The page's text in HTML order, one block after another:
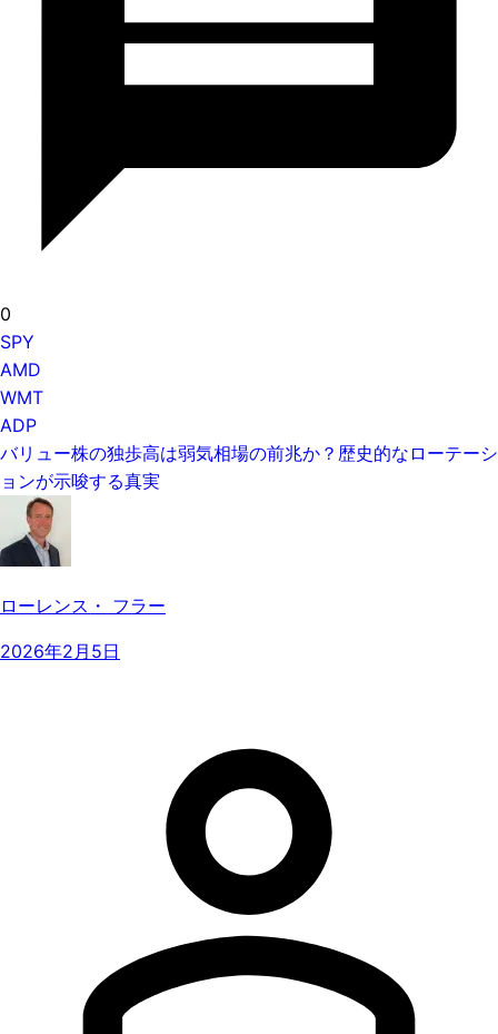
0
SPY
AMD
WMT
ADP
バリュー株の独歩高は弱気相場の前兆か？歴史的なローテーシ
ョンが示唆する真実
ローレンス・ フラー
2026年2月5日